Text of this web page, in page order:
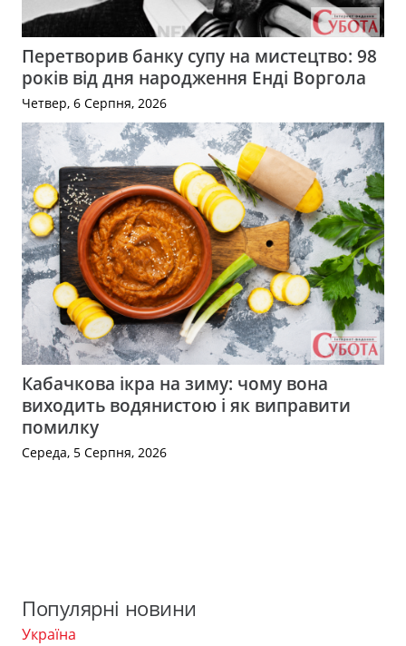
Перетворив банку супу на мистецтво: 98
років від дня народження Енді Воргола
Четвер, 6 Серпня, 2026
Кабачкова ікра на зиму: чому вона
виходить водянистою і як виправити
помилку
Середа, 5 Серпня, 2026
Популярні новини
Україна